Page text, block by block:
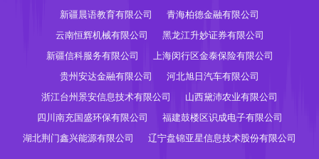
新疆晨语教育有限公司
青海柏德金融有限公司
云南恒辉机械有限公司
黑龙江升妙证券有限公司
新疆信科服务有限公司
上海闵行区金泰保险有限公司
贵州安达金融有限公司
河北旭日汽车有限公司
浙江台州景安信息技术有限公司
山西黛沛农业有限公司
四川南充国盛环保有限公司
福建鼓楼区识成电子有限公司
湖北荆门鑫兴能源有限公司
辽宁盘锦亚星信息技术股份有限公司